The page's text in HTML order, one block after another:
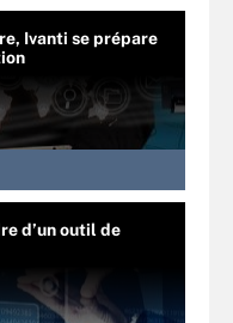
Ivanti se prépare
d’un outil de